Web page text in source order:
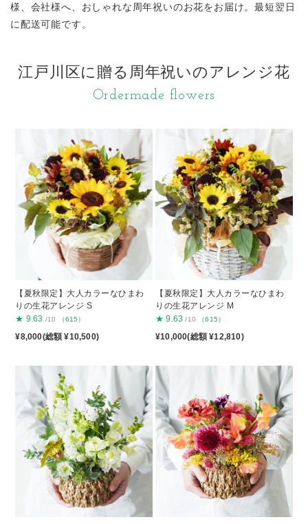
様、会社様へ、おしゃれな周年祝いのお花をお届け。最短翌日
に配送可能です。
江戸川区に贈る周年祝いのアレンジ花
Ordermade flowers
【夏秋限定】大人カラーなひまわ
りの生花アレンジ S
★ 9.63 /10 （615）
¥8,000(総額 ¥10,500)
【夏秋限定】大人カラーなひまわ
りの生花アレンジ M
★ 9.63 /10 （615）
¥10,000(総額 ¥12,810)